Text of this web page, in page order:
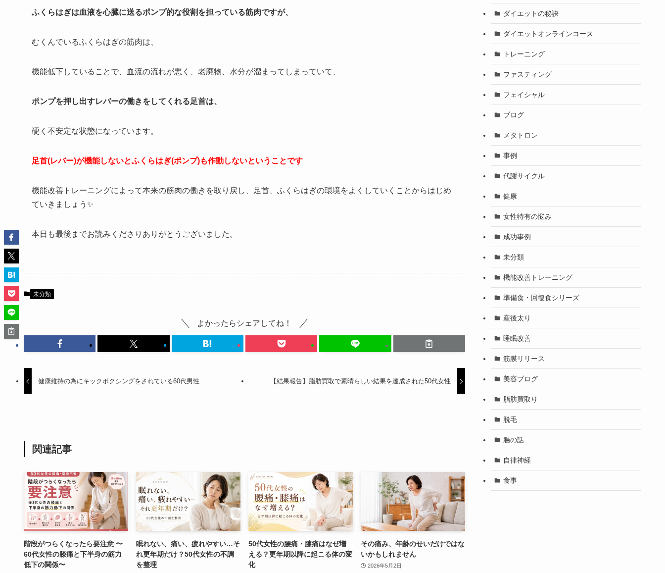
ふくらはぎは血液を心臓に送るポンプ的な役割を担っている筋肉ですが、
むくんでいるふくらはぎの筋肉は、
機能低下していることで、血流の流れが悪く、老廃物、水分が溜まってしまっていて、
ポンプを押し出すレバーの働きをしてくれる足首は、
硬く不安定な状態になっています。
足首(レバー)が機能しないとふくらはぎ(ポンプ)も作動しないということです
機能改善トレーニングによって本来の筋肉の働きを取り戻し、足首、ふくらはぎの環境をよくしていくことからはじめ
ていきましょう✨
本日も最後までお読みくださりありがとうございました。
未分類
よかったらシェアしてね！
健康維持の為にキックボクシングをされている60代男性 【結果報告】脂肪買取で素晴らしい結果を達成された50代女性
関連記事
階段がつらくなったら要注意 〜
60代女性の膝痛と下半身の筋力
低下の関係〜
眠れない、痛い、疲れやすい…そ
れ更年期だけ？50代女性の不調
を整理
50代女性の腰痛・膝痛はなぜ増
える？更年期以降に起こる体の変
化
その痛み、年齢のせいだけではな
いかもしれません
2026年5月2日
ダイエットの秘訣
ダイエットオンラインコース
トレーニング
ファスティング
フェイシャル
ブログ
メタトロン
事例
代謝サイクル
健康
女性特有の悩み
成功事例
未分類
機能改善トレーニング
準備食・回復食シリーズ
産後太り
睡眠改善
筋膜リリース
美容ブログ
脂肪買取り
脱毛
腸の話
自律神経
食事